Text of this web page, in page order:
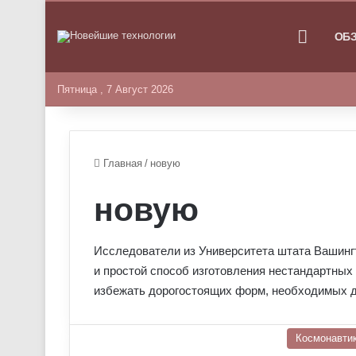
Пятница , 7 Август 2026
Главная / новую
новую
Исследователи из Университета штата
и простой способ изготовления
избежать дорогостоящих форм, необходимых